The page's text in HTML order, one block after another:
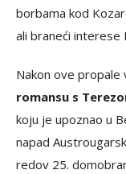
borbama kod
ali braneći interese
Nakon ove propale
romansu s
koju je upoznao u
napad
redov 25.